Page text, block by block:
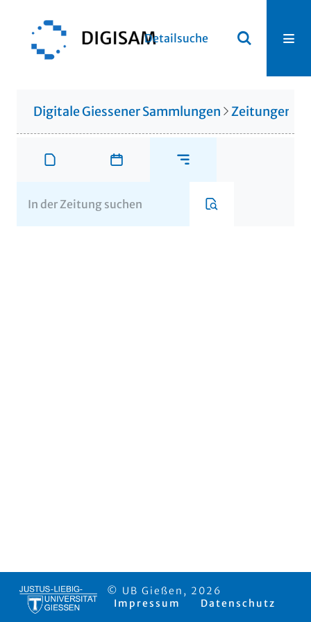
Detailsuche
Digitale Giessener Sammlungen Zeitungen
© UB Gießen, 2026
Impressum
Datenschutz